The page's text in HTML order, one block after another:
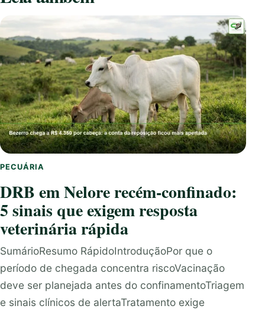
PECUÁRIA
DRB em Nelore recém-confinado:
5 sinais que exigem resposta
veterinária rápida
SumárioResumo RápidoIntroduçãoPor que o
período de chegada concentra riscoVacinação
deve ser planejada antes do confinamentoTriagem
e sinais clínicos de alertaTratamento exige